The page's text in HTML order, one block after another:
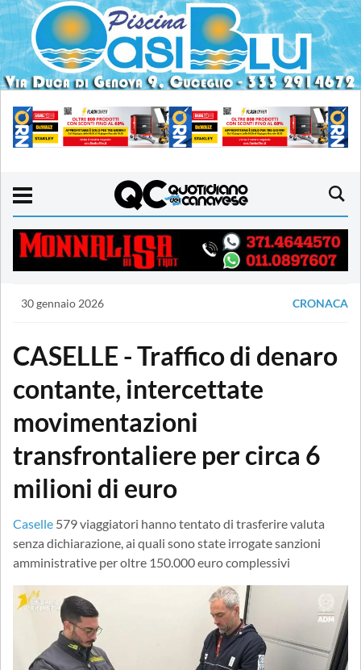
30 gennaio 2026 CRONACA
CASELLE - Traffico di denaro
contante, intercettate
movimentazioni
transfrontaliere per circa 6
milioni di euro
Caselle 579 viaggiatori hanno tentato di trasferire valuta
senza dichiarazione, ai quali sono state irrogate sanzioni
amministrative per oltre 150.000 euro complessivi